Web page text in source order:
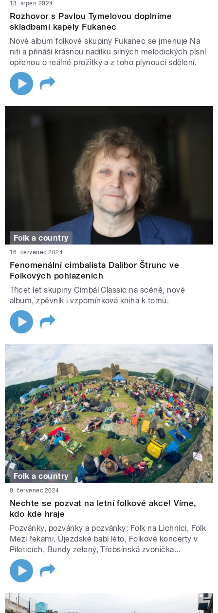
13. srpen 2024
Rozhovor s Pavlou Tymelovou doplníme
skladbami kapely Fukanec
Nové album folkové skupiny Fukanec se jmenuje Na
niti a přináší krásnou nadílku silných melodických písní
opřenou o reálné prožitky a z toho plynoucí sdělení.
Folk a country
16. červenec 2024
Fenomenální cimbalista Dalibor Štrunc ve
Folkových pohlazeních
Třicet let skupiny Cimbál Classic na scéně, nové
album, zpěvník i vzpomínková kniha k tomu.
Folk a country
9. červenec 2024
Nechte se pozvat na letní folkové akce! Víme,
kdo kde hraje
Pozvánky, pozvánky a pozvánky: Folk na Lichnici, Folk
Mezi řekami, Újezdské babí léto, Folkové koncerty v
Pileticích, Bundy zelený, Třebsínská zvonička...